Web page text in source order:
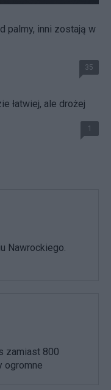
palmy, inni zostają w
35
łatwiej, ale drożej
1
Nawrockiego.
zamiast 800
ogromne